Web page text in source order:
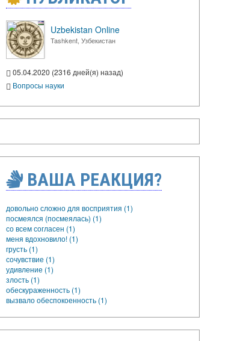
Uzbekistan Online
Tashkent, Узбекистан
05.04.2020 (2316 дней(я) назад)
Вопросы науки
ВАША РЕАКЦИЯ?
довольно сложно для восприятия (1)
посмеялся (посмеялась) (1)
со всем согласен (1)
меня вдохновило! (1)
грусть (1)
сочувствие (1)
удивление (1)
злость (1)
обескураженность (1)
вызвало обеспокоенность (1)